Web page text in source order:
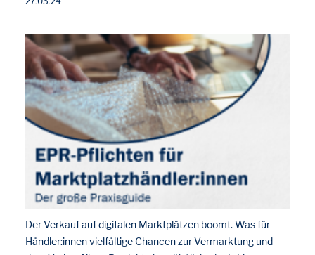
Der Verkauf auf digitalen Marktplätzen boomt. Was für
Händler:innen vielfältige Chancen zur Vermarktung und